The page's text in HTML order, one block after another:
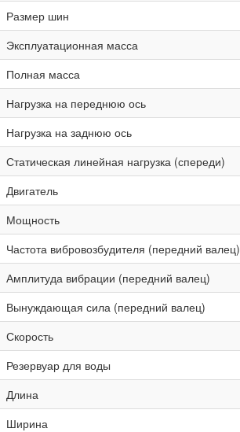
Размер шин
Эксплуатационная масса
Полная масса
Нагрузка на переднюю ось
Нагрузка на заднюю ось
Статическая линейная нагрузка (спереди)
Двигатель
Мощность
Частота вибровозбудителя (передний валец)
Амплитуда вибрации (передний валец)
Вынуждающая сила (передний валец)
Скорость
Резервуар для воды
Длина
Ширина